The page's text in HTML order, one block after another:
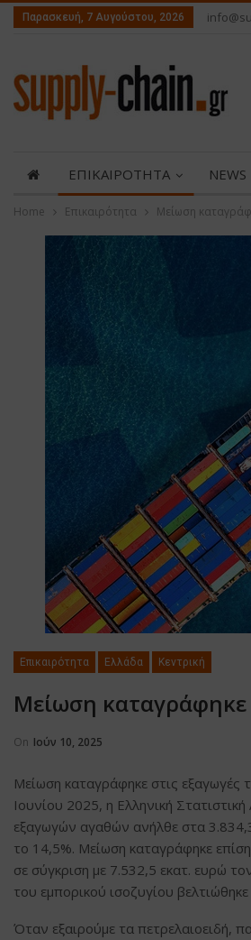
Παρασκευή, 7 Αυγούστου, 2026
ΕΠΙΚΑΙΡΟΤΗΤΑ
ABOUT US ΕΠΙΚΟΙΝΩΝΙΑ
Home Επικαιρότητα Μείωση
Επικαιρότητα Ελλάδα Κεντρική
Μείωση καταγράφηκε
On Ιούν 10, 2025
Μείωση καταγράφηκε στις
Ιουνίου 2025, η Ελληνική
εξαγωγών αγαθών ανήλθε στα
το 14,5%. Μείωση καταγράφηκε
σε σύγκριση με 7.532,5 εκατ. ευρώ
του εμπορικού ισοζυγίου
Όταν εξαιρούμε τα πετρελαιοειδή,